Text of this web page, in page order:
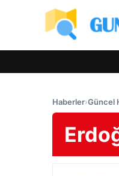
Haberler›Güncel